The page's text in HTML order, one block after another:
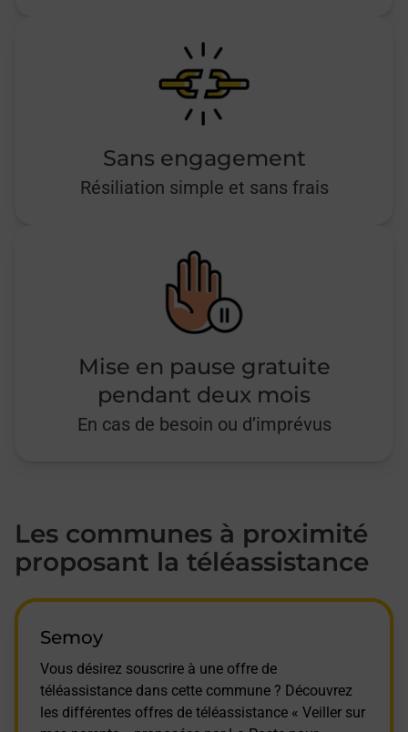
Sans engagement
Résiliation simple et sans frais
Mise en pause gratuite
pendant deux mois
En cas de besoin ou d’imprévus
Les communes à proximité
proposant la téléassistance
Semoy
Vous désirez souscrire à une offre de
téléassistance dans cette commune ? Découvrez
les différentes offres de téléassistance « Veiller sur